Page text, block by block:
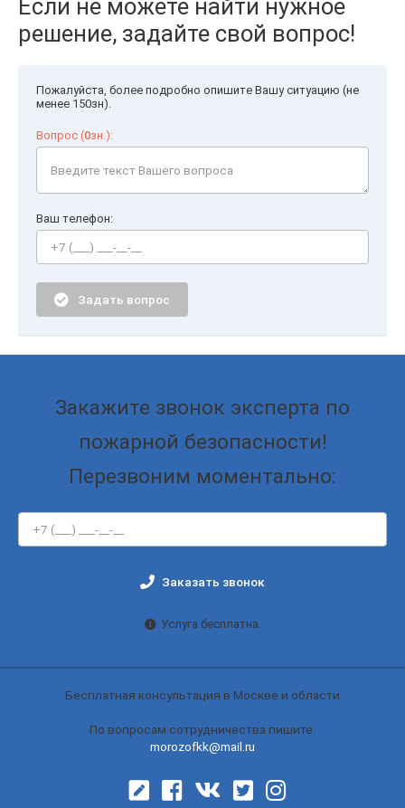
Если не можете найти нужное
решение, задайте свой вопрос!
Пожалуйста, более подробно опишите Вашу ситуацию (не
менее 150зн).
Вопрос (0зн.):
Ваш телефон:
Задать вопрос
Закажите звонок эксперта по
пожарной безопасности!
Перезвоним моментально:
Заказать звонок
Услуга бесплатна.
Бесплатная консультация в Москве и области
По вопросам сотрудничества пишите:
morozofkk@mail.ru